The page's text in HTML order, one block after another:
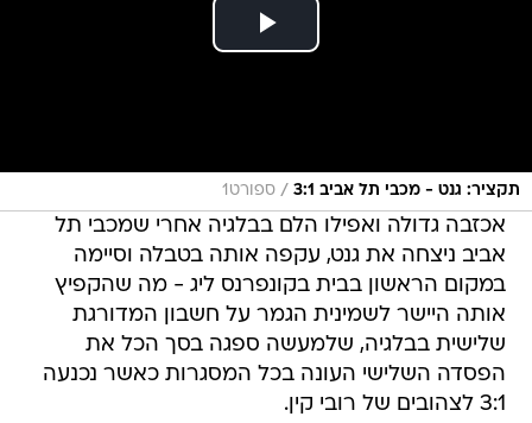
תקציר: גנט - מכבי תל אביב 3:1 / ספורט1
אכזבה גדולה ואפילו הלם בבלגיה אחרי שמכבי תל
אביב ניצחה את גנט, עקפה אותה בטבלה וסיימה
במקום הראשון בבית בקונפרנס ליג - מה שהקפיץ
אותה היישר לשמינית הגמר על חשבון המדורגת
שלישית בבלגיה, שלמעשה ספגה בסך הכל את
הפסדה השלישי העונה בכל המסגרות כאשר נכנעה
3:1 לצהובים של רובי קין.